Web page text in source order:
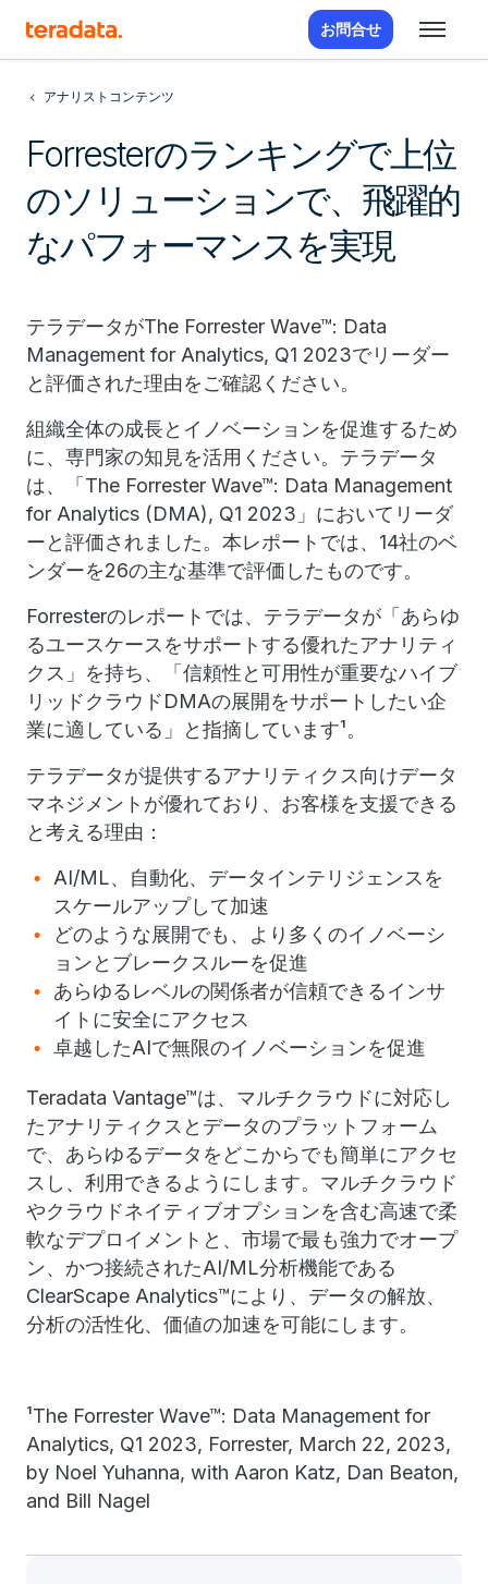
お問合せ
アナリストコンテンツ
Forresterのランキングで上位
のソリューションで、飛躍的
なパフォーマンスを実現
テラデータがThe Forrester Wave™: Data
Management for Analytics, Q1 2023でリーダー
と評価された理由をご確認ください。
組織全体の成長とイノベーションを促進するため
に、専門家の知見を活用ください。テラデータ
は、「The Forrester Wave™: Data Management
for Analytics (DMA), Q1 2023」においてリーダ
ーと評価されました。本レポートでは、14社のベ
ンダーを26の主な基準で評価したものです。
Forresterのレポートでは、テラデータが「あらゆ
るユースケースをサポートする優れたアナリティ
クス」を持ち、「信頼性と可用性が重要なハイブ
リッドクラウドDMAの展開をサポートしたい企
業に適している」と指摘しています¹。
テラデータが提供するアナリティクス向けデータ
マネジメントが優れており、お客様を支援できる
と考える理由：
AI/ML、自動化、データインテリジェンスを
スケールアップして加速
どのような展開でも、より多くのイノベーシ
ョンとブレークスルーを促進
あらゆるレベルの関係者が信頼できるインサ
イトに安全にアクセス
卓越したAIで無限のイノベーションを促進
Teradata Vantage™は、マルチクラウドに対応し
たアナリティクスとデータのプラットフォーム
で、あらゆるデータをどこからでも簡単にアクセ
スし、利用できるようにします。マルチクラウド
やクラウドネイティブオプションを含む高速で柔
軟なデプロイメントと、市場で最も強力でオープ
ン、かつ接続されたAI/ML分析機能である
ClearScape Analytics™により、データの解放、
分析の活性化、価値の加速を可能にします。
¹The Forrester Wave™: Data Management for
Analytics, Q1 2023, Forrester, March 22, 2023,
by Noel Yuhanna, with Aaron Katz, Dan Beaton,
and Bill Nagel